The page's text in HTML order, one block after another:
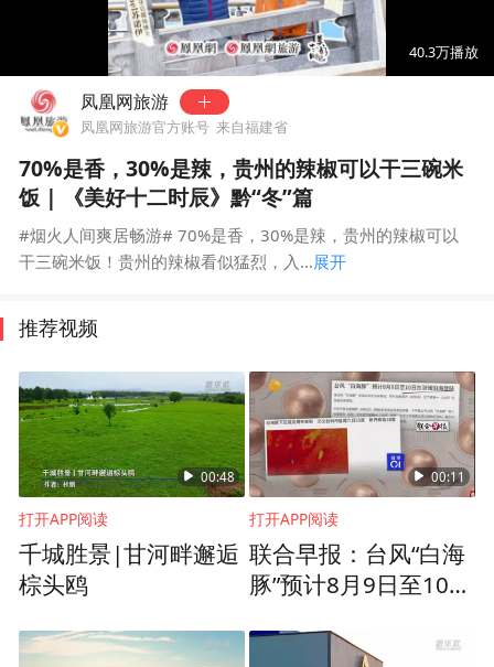
00:52
40.3万播放
凤凰网旅游
凤凰网旅游官方账号 来自福建省
70%是香，30%是辣，贵州的辣椒可以干三碗米
饭 | 《美好十二时辰》黔“冬”篇
#烟火人间爽居畅游# 70%是香，30%是辣，贵州的辣椒可以
干三碗米饭！贵州的辣椒看似猛烈，入...展开
推荐视频
00:48
打开APP阅读
千城胜景|甘河畔邂逅
棕头鸥
00:11
打开APP阅读
联合早报：台风“白海
豚”预计8月9日至10日